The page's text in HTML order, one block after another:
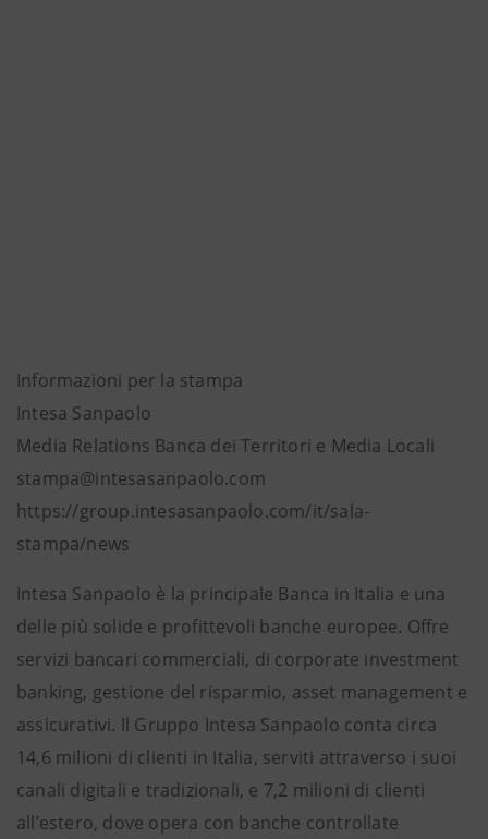
Informazioni per la stampa
Intesa Sanpaolo
Media Relations Banca dei Territori e Media Locali
stampa@intesasanpaolo.com
https://group.intesasanpaolo.com/it/sala-
stampa/news
Intesa Sanpaolo è la principale Banca in Italia e una
delle più solide e profittevoli banche europee. Offre
servizi bancari commerciali, di corporate investment
banking, gestione del risparmio, asset management e
assicurativi. Il Gruppo Intesa Sanpaolo conta circa
14,6 milioni di clienti in Italia, serviti attraverso i suoi
canali digitali e tradizionali, e 7,2 milioni di clienti
all’estero, dove opera con banche controllate